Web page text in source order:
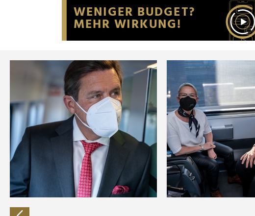
Website an unsere Partner für soziale
möglicherweise mit weiteren Daten
der Dienste gesammelt haben.